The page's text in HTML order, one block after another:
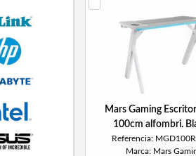
Mars Gaming
100cm alfombri.
Referencia:
Marca: Mars